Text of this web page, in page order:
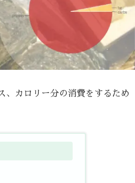
、カロリー分の消費をするため